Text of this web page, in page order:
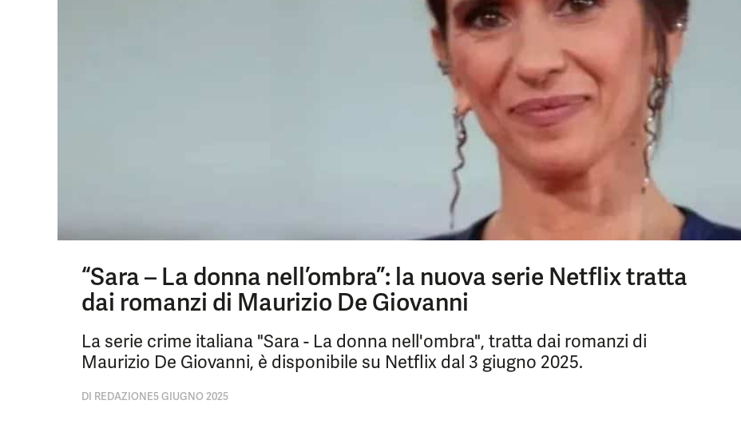
“Sara – La donna nell’ombra”: la nuova serie Netflix tratta
dai romanzi di Maurizio De Giovanni
La serie crime italiana "Sara - La donna nell'ombra", tratta dai romanzi di
Maurizio De Giovanni, è disponibile su Netflix dal 3 giugno 2025.
DI REDAZIONE5 GIUGNO 2025